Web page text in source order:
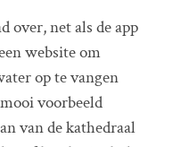
over, net als de app
website om
op te vangen
voorbeeld
van de kathedraal